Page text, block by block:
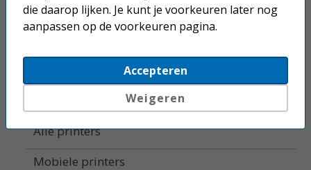
Laserprinters
Beletteringsystemen
Alle printers
Mobiele printers
die daarop lijken. Je kunt je voorkeuren later nog
aanpassen op de voorkeuren pagina.
Accepteren
Weigeren